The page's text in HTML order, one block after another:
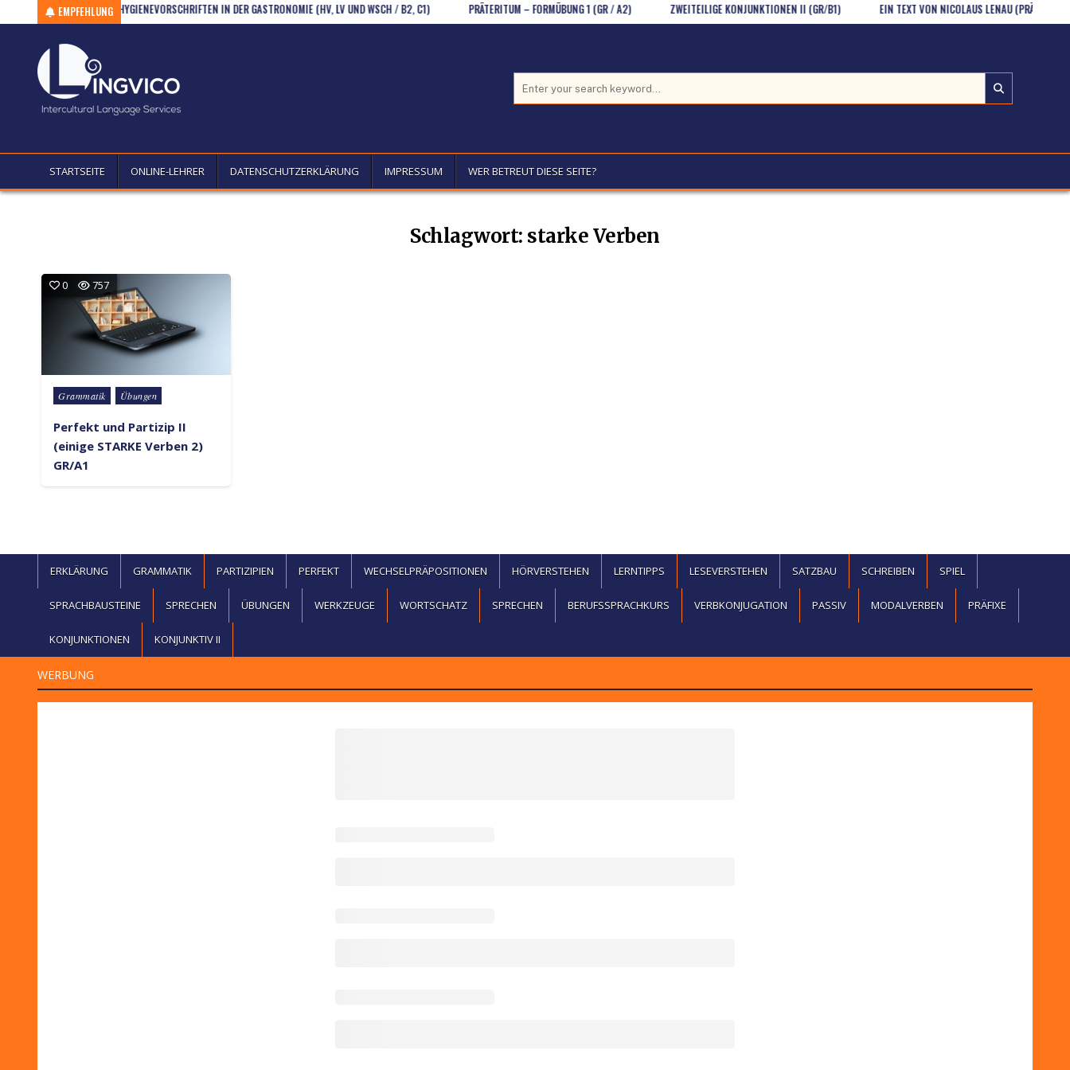
Skip to contentEMPFEHLUNG
WSCH (A1) HYGIENEVORSCHRIFTEN IN DER GASTRONOMIE (HV, LV UND WSCH / B2, C1) PRÄTERITUM – FORMÜBUNG 1 (GR / A2) ZWEITEILIGE KONJUNKTIONEN II (GR/B1) EIN TEXT VON NICOLAUS LENAU (PRÄTERITUM,
STARTSEITE ONLINE-LEHRER DATENSCHUTZERKLÄRUNG IMPRESSUM WER BETREUT DIESE SEITE?
Schlagwort: starke Verben
0 757
Posted in
Grammatik Übungen
Perfekt und Partizip II
(einige STARKE Verben 2)
GR/A1
ERKLÄRUNG GRAMMATIK PARTIZIPIEN PERFEKT WECHSELPRÄPOSITIONEN HÖRVERSTEHEN LERNTIPPS LESEVERSTEHEN SATZBAU SCHREIBEN SPIEL
SPRACHBAUSTEINE SPRECHEN ÜBUNGEN WERKZEUGE WORTSCHATZ SPRECHEN BERUFSSPRACHKURS VERBKONJUGATION PASSIV MODALVERBEN PRÄFIXE
KONJUNKTIONEN KONJUNKTIV II
WERBUNG